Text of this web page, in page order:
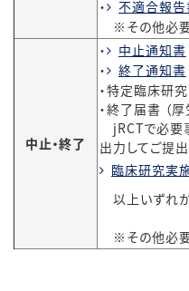
・
不適合報告
※その他必要
中止・終了
・
中止通知書
・
終了通知書
・特定臨床研
・終了届書 （
jRCTで必要
出力してご提出
臨床研究実
以上いずれ
※その他必要